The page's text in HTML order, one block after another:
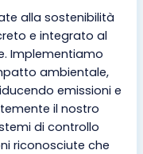
alla sostenibilità
e integrato al
Implementiamo
ambientale,
emissioni e
il nostro
di controllo
riconosciute che